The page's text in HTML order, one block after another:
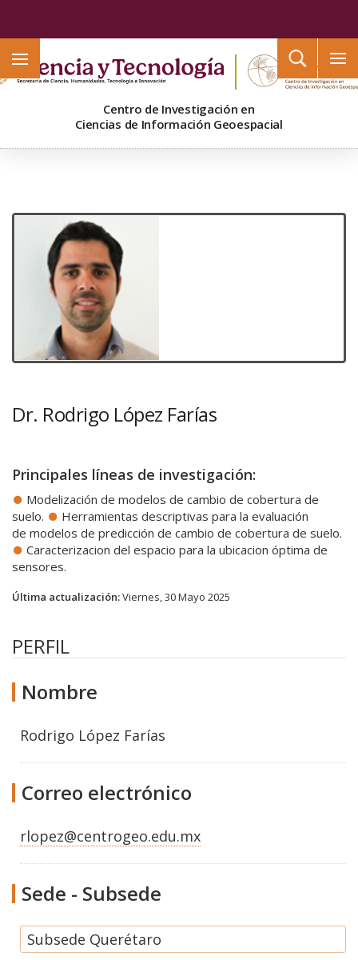
Centro de Investigación en
Ciencias de Información Geoespacial
Dr. Rodrigo López Farías
Principales líneas de investigación:
Modelización de modelos de cambio de cobertura de
suelo.
Herramientas descriptivas para la evaluación
de modelos de predicción de cambio de cobertura de suelo.
Caracterizacion del espacio para la ubicacion óptima de
sensores.
Última actualización:Viernes, 30 Mayo 2025
PERFIL
Nombre
Rodrigo López Farías
Correo electrónico
rlopez@centrogeo.edu.mx
Sede - Subsede
Subsede Querétaro